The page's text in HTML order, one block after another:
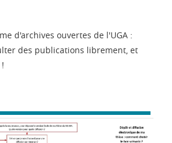
d'archives ouvertes de l'UGA :
des publications librement, et